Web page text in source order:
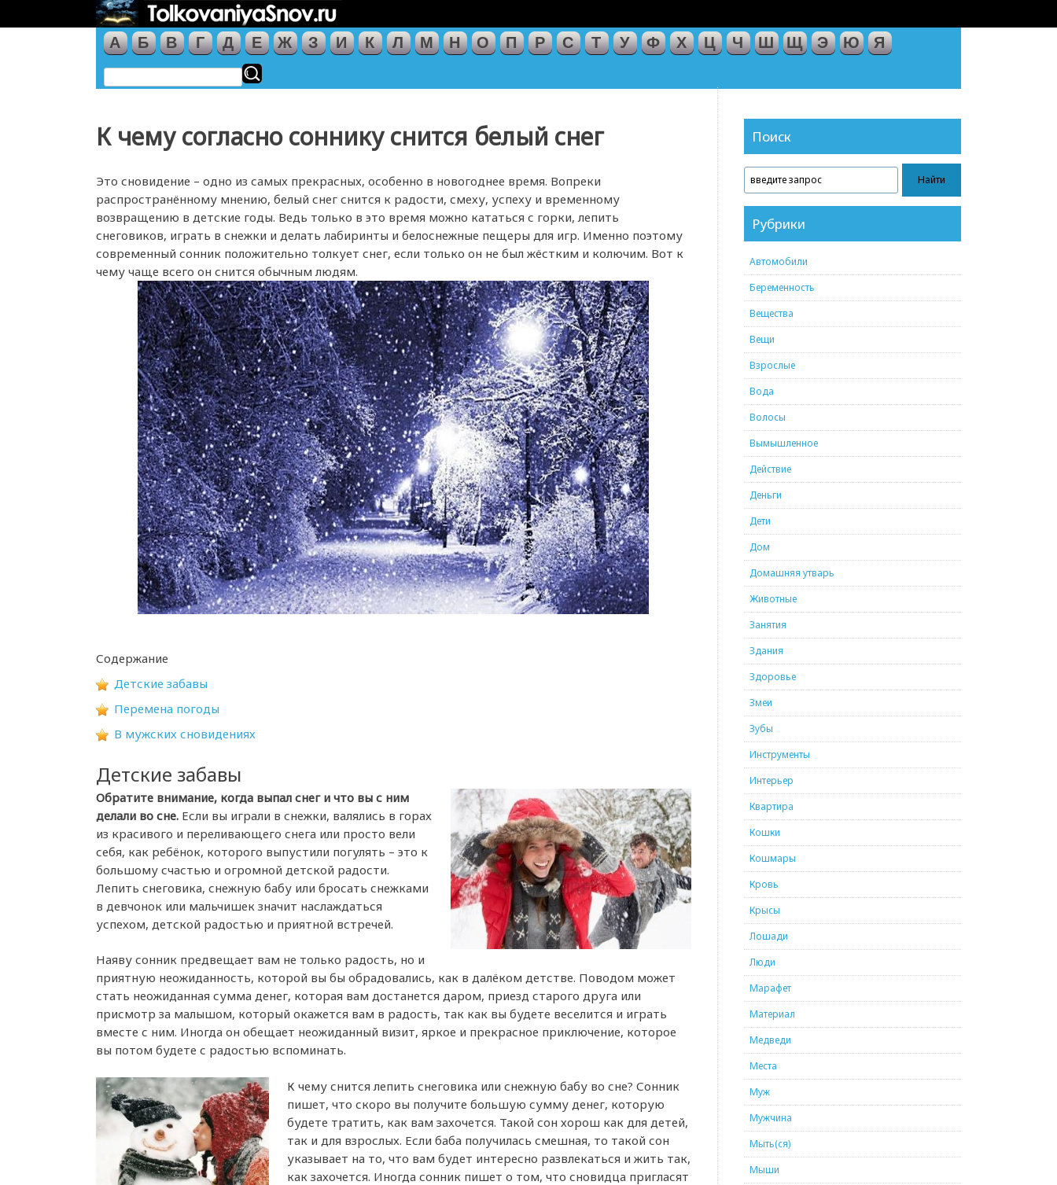
А Б В Г Д Е Ж З И К Л М Н О П Р С Т У Ф Х Ц Ч Ш Щ Э Ю Я
К чему согласно соннику снится белый снег
Это сновидение – одно из самых прекрасных, особенно в новогоднее время. Вопреки
распространённому мнению, белый снег снится к радости, смеху, успеху и временному
возвращению в детские годы. Ведь только в это время можно кататься с горки, лепить
снеговиков, играть в снежки и делать лабиринты и белоснежные пещеры для игр. Именно поэтому
современный сонник положительно толкует снег, если только он не был жёстким и колючим. Вот к
чему чаще всего он снится обычным людям.
Содержание
Детские забавы
Перемена погоды
В мужских сновидениях
Детские забавы
Обратите внимание, когда выпал снег и что вы с ним
делали во сне. Если вы играли в снежки, валялись в горах
из красивого и переливающего снега или просто вели
себя, как ребёнок, которого выпустили погулять – это к
большому счастью и огромной детской радости.
Лепить снеговика, снежную бабу или бросать снежками
в девчонок или мальчишек значит наслаждаться
успехом, детской радостью и приятной встречей.
Наяву сонник предвещает вам не только радость, но и
приятную неожиданность, которой вы бы обрадовались, как в далёком детстве. Поводом может
стать неожиданная сумма денег, которая вам достанется даром, приезд старого друга или
присмотр за малышом, который окажется вам в радость, так как вы будете веселится и играть
вместе с ним. Иногда он обещает неожиданный визит, яркое и прекрасное приключение, которое
вы потом будете с радостью вспоминать.
К чему снится лепить снеговика или снежную бабу во сне? Сонник
пишет, что скоро вы получите большую сумму денег, которую
будете тратить, как вам захочется. Такой сон хорош как для детей,
так и для взрослых. Если баба получилась смешная, то такой сон
указывает на то, что вам будет интересно развлекаться и жить так,
как захочется. Иногда сонник пишет о том, что сновидца пригласят
Поиск
Рубрики
Автомобили
Беременность
Вещества
Вещи
Взрослые
Вода
Волосы
Вымышленное
Действие
Деньги
Дети
Дом
Домашняя утварь
Животные
Занятия
Здания
Здоровье
Змеи
Зубы
Инструменты
Интерьер
Квартира
Кошки
Кошмары
Кровь
Крысы
Лошади
Люди
Марафет
Материал
Медведи
Места
Муж
Мужчина
Мыть(ся)
Мыши